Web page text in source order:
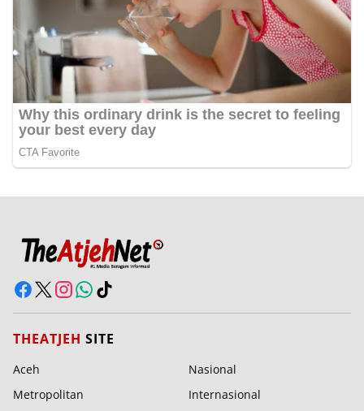
THEATJEH SITE
Aceh
Nasional
Metropolitan
Internasional